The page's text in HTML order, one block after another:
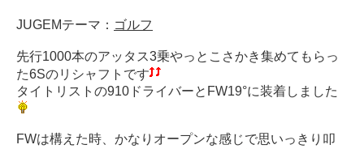
JUGEMテーマ： ゴルフ
先行1000本のアッタス3乗やっとこさかき集めてもらっ
た6Sのリシャフトです
タイトリストの910ドライバーとFW19°に装着しました
FWは構えた時、かなりオープンな感じで思いっきり叩